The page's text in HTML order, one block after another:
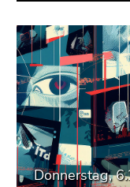
Donnerstag,